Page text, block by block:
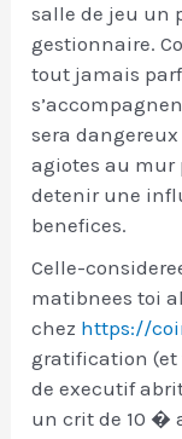
salle de jeu un
gestionnaire.
tout jamais
sera dangereux
agiotes au mur
detenir une
benefices.
Celle-
matibnees toi
chez https://
gratification (et
de executif
un crit de 10 �